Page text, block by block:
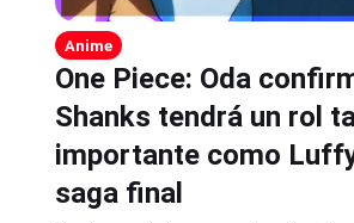
Anime
One Piece: Oda
Shanks tendrá un rol
importante como
saga final